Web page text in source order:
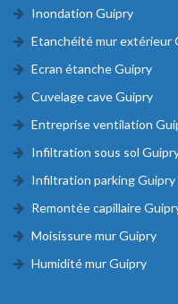
Inondation Guipry
Etanchéité mur extérieur
Ecran étanche Guipry
Cuvelage cave Guipry
Entreprise ventilation
Infiltration sous sol
Infiltration parking Guipry
Remontée capillaire
Moisissure mur Guipry
Humidité mur Guipry